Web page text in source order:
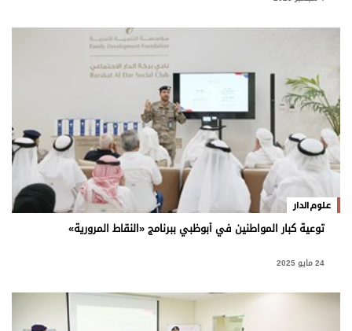
علوم الدار
توعية كبار المواطنين في أبوظبي ببرنامج «النقاط المرورية»
24 مايو 2025